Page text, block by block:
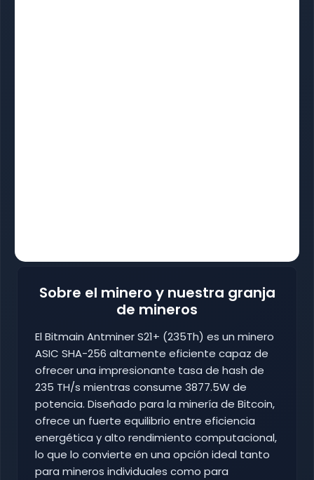
Sobre el minero y nuestra granja
de mineros
El Bitmain Antminer S21+ (235Th) es un minero
ASIC SHA-256 altamente eficiente capaz de
ofrecer una impresionante tasa de hash de
235 TH/s mientras consume 3877.5W de
potencia. Diseñado para la minería de Bitcoin,
ofrece un fuerte equilibrio entre eficiencia
energética y alto rendimiento computacional,
lo que lo convierte en una opción ideal tanto
para mineros individuales como para